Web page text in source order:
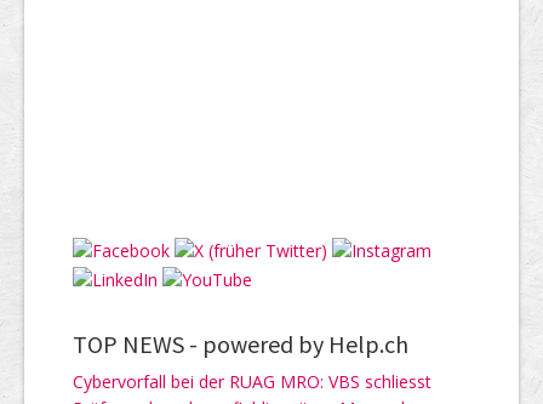
TOP NEWS - powered by Help.ch
Cybervorfall bei der RUAG MRO: VBS schliesst